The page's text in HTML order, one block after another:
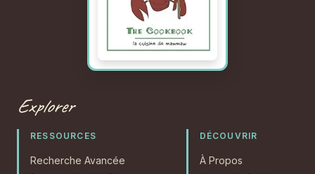
Explorer
RESSOURCES
Recherche Avancée
DÉCOUVRIR
À Propos